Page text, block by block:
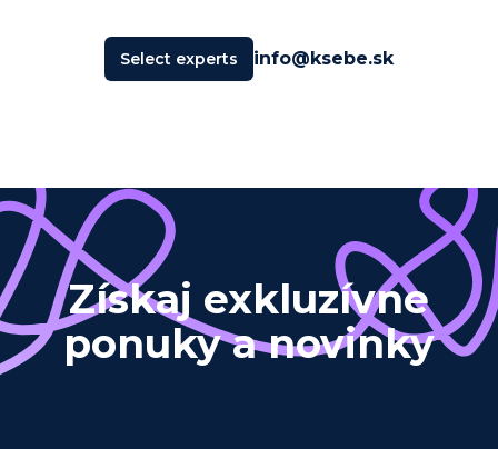
Select experts info@ksebe.sk
Získaj exkluzívne
ponuky a novinky